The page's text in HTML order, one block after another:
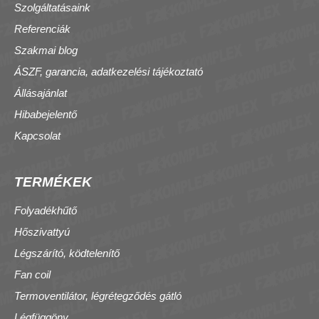
Szolgáltatásaink
Referenciák
Szakmai blog
ÁSZF, garancia, adatkezelési tájékoztató
Állásajánlat
Hibabejelentő
Kapcsolat
TERMÉKEK
Folyadékhűtő
Hőszivattyú
Légszárító, ködtelenítő
Fan coil
Termoventilátor, légrétegződés gátló